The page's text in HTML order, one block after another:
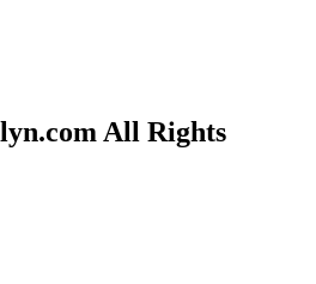
All Rights